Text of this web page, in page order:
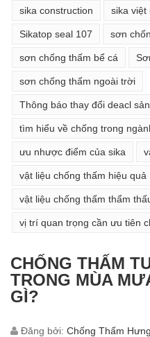
sika construction sika việt
Sikatop seal 107 sơn
sơn chống thấm bể cá
sơn chống thấm ngoài trời
Thông báo thay đổi deacl
tìm hiểu về chống trong
ưu nhược điểm của sika
vật liệu chống thấm hiệu quả
vật liệu chống thấm thẩm
vị trí quan trọng cần ưu tiên
CHỐNG THẤM
TRONG MÙA
GÌ?
Đăng bởi: Chống Thấm